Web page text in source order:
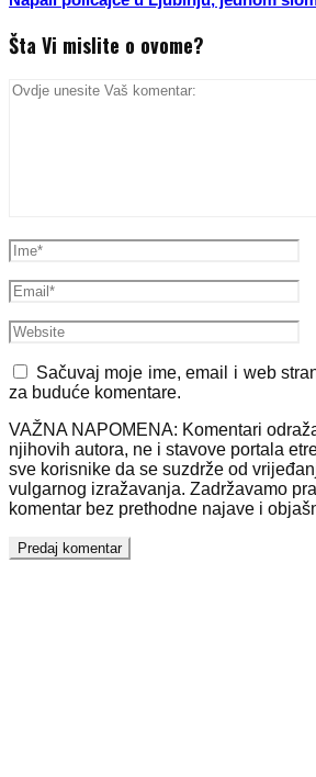
Šta Vi mislite o ovome?
Sačuvaj moje ime, email i web
za buduće komentare.
VAŽNA NAPOMENA: Komentari
njihovih autora, ne i stavove portala
sve korisnike da se suzdrže od
vulgarnog izražavanja. Zadržavamo
komentar bez prethodne najave i